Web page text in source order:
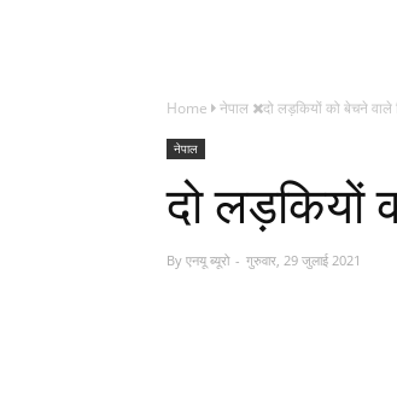
Home नेपाल दो लड़कियों को बेचने वाले
नेपाल
दो लड़कियों
By एनयू ब्यूरो गुरुवार, 29 जुलाई 2021